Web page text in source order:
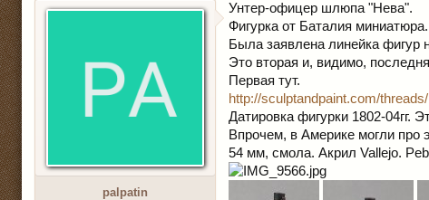
palpatin
Унтер-офицер шлюпа "Нева".
Фигурка от Баталия миниатюра.
Была заявлена линейка фигур
Это вторая и, видимо,
Первая тут.
http://sculptandpaint.com/
Датировка фигурки 1802-04гг.
Впрочем, в Америке могли про
54 мм, смола. Акрил Vallejo.